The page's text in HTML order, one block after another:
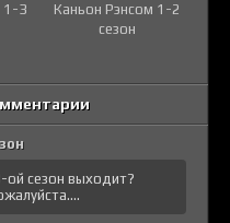
1-3
Каньон Рэнсом 1-2
сезон
ой сезон выходит?